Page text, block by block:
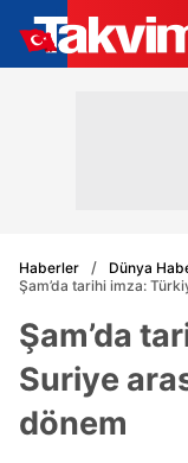
Haberler
Dünya
Şam’da tarihi imza:
Şam’da
Suriye
dönem